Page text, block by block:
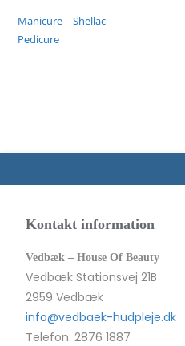
Manicure – Shellac
Pedicure
Kontakt information
Vedbæk – House Of Beauty
Vedbæk Stationsvej 21B
2959 Vedbæk
info@vedbaek-hudpleje.dk
Telefon: 2876 1887